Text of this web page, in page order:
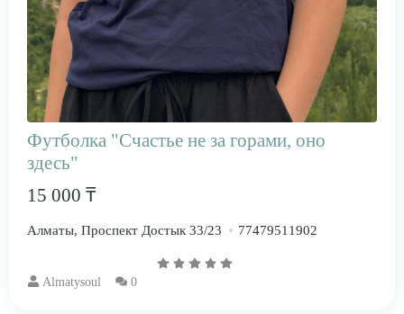
Футболка "Счастье не за горами, оно
здесь"
15 000 ₸
Алматы, Проспект Достык 33/23 77479511902
Almatysoul 0